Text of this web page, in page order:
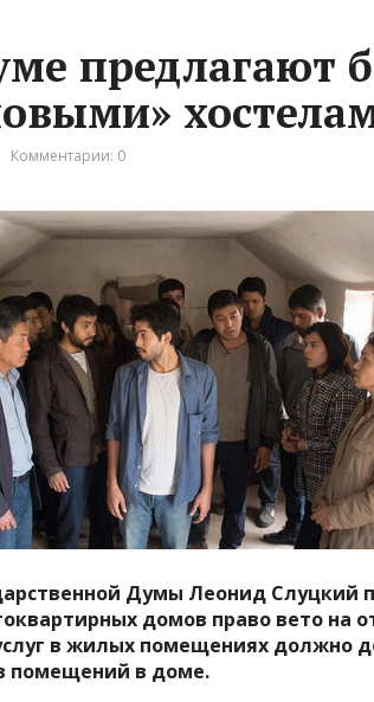
предлагают
Комментарии: 0
Думы Леонид Слуцкий
домов право вето на
в жилых помещениях должно
помещений в доме.